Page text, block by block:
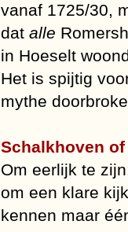
vanaf 1725/30,
dat alle
in Hoeselt
Het is spijtig
mythe
Schalkhoven
Om eerlijk te
om een klare
kennen maar